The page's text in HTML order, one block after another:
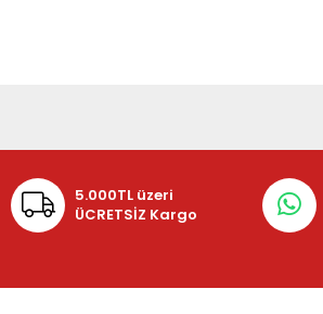
5.000TL üzeri
ÜCRETSİZ Kargo